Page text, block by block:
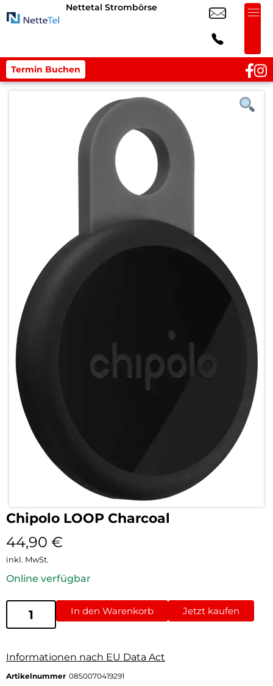
Nettetal Strombörse
Termin Buchen
Chipolo LOOP Charcoal
44,90 €
inkl. MwSt.
Online verfügbar
In den Warenkorb Jetzt kaufen
Informationen nach EU Data Act
Artikelnummer 0850070419291